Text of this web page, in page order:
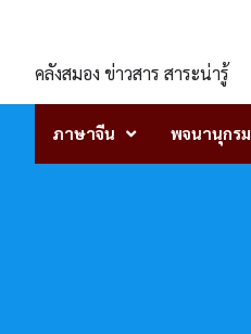
contentคลังสมอง ข่าวสาร สาระน่ารู้
ภาษาจีน พจนานุกรม